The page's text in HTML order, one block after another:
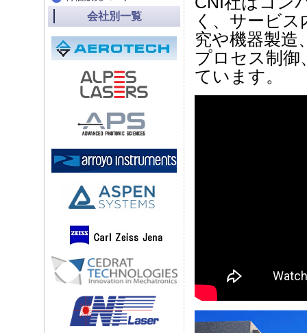
く、サービ
究や機器製造
プロセス制御
ています。
会社別一覧